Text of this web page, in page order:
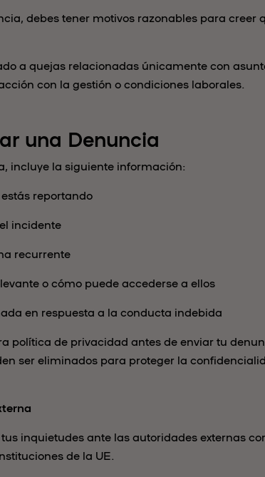
debes tener motivos razonables para creer
a quejas relacionadas únicamente con
con la gestión o condiciones laborales.
una Denuncia
incluye la siguiente información:
reportando
incidente
recurrente
o cómo puede accederse a ellos
en respuesta a la conducta indebida
política de privacidad antes de enviar tu
ser eliminados para proteger la
inquietudes ante las autoridades externas
de la UE.